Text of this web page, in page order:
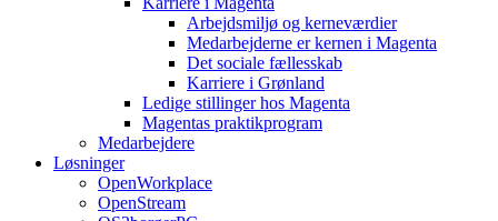
Arbejdsmiljø og kerneværdier
Medarbejderne er kernen i Magenta
Det sociale fællesskab
Karriere i Grønland
Ledige stillinger hos Magenta​
Magentas praktikprogram
Medarbejdere
Løsninger
OpenWorkplace
OpenStream